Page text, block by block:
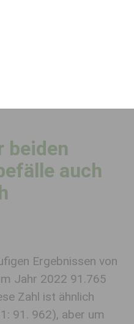
beiden
auch
Ergebnissen von
Jahr 2022 91.765
Zahl ist ähnlich
91. 962), aber um